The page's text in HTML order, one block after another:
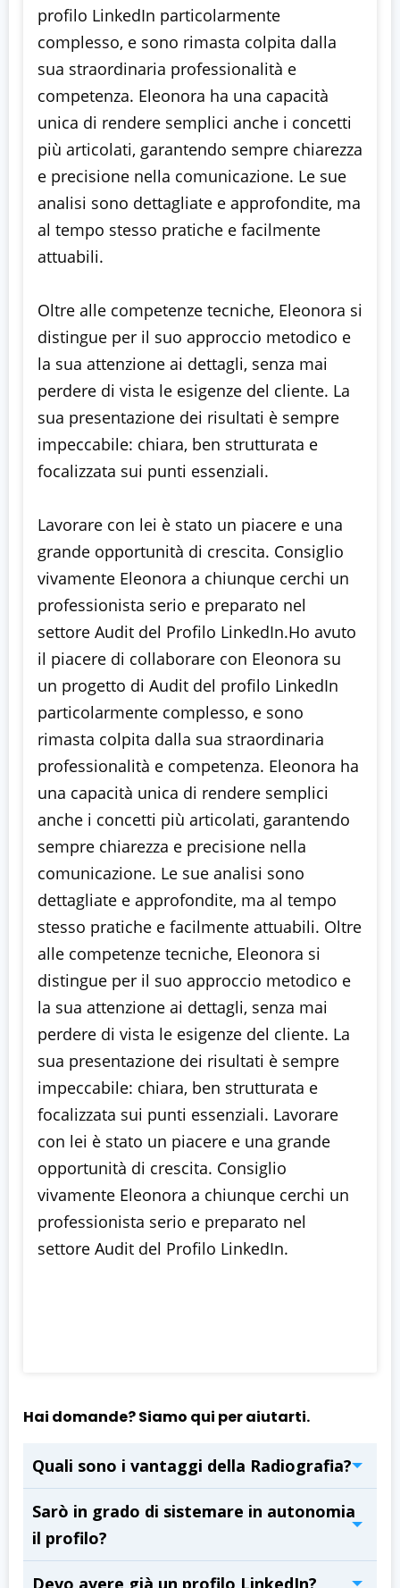
profilo LinkedIn particolarmente
complesso, e sono rimasta colpita dalla
sua straordinaria professionalità e
competenza. Eleonora ha una capacità
unica di rendere semplici anche i concetti
più articolati, garantendo sempre chiarezza
e precisione nella comunicazione. Le sue
analisi sono dettagliate e approfondite, ma
al tempo stesso pratiche e facilmente
attuabili.
Oltre alle competenze tecniche, Eleonora si
distingue per il suo approccio metodico e
la sua attenzione ai dettagli, senza mai
perdere di vista le esigenze del cliente. La
sua presentazione dei risultati è sempre
impeccabile: chiara, ben strutturata e
focalizzata sui punti essenziali.
Lavorare con lei è stato un piacere e una
grande opportunità di crescita. Consiglio
vivamente Eleonora a chiunque cerchi un
professionista serio e preparato nel
settore Audit del Profilo LinkedIn.Ho avuto
il piacere di collaborare con Eleonora su
un progetto di Audit del profilo LinkedIn
particolarmente complesso, e sono
rimasta colpita dalla sua straordinaria
professionalità e competenza. Eleonora ha
una capacità unica di rendere semplici
anche i concetti più articolati, garantendo
sempre chiarezza e precisione nella
comunicazione. Le sue analisi sono
dettagliate e approfondite, ma al tempo
stesso pratiche e facilmente attuabili. Oltre
alle competenze tecniche, Eleonora si
distingue per il suo approccio metodico e
la sua attenzione ai dettagli, senza mai
perdere di vista le esigenze del cliente. La
sua presentazione dei risultati è sempre
impeccabile: chiara, ben strutturata e
focalizzata sui punti essenziali. Lavorare
con lei è stato un piacere e una grande
opportunità di crescita. Consiglio
vivamente Eleonora a chiunque cerchi un
professionista serio e preparato nel
settore Audit del Profilo LinkedIn.
Hai domande? Siamo qui per aiutarti.
Quali sono i vantaggi della Radiografia?
Sarò in grado di sistemare in autonomia
il profilo?
Devo avere già un profilo LinkedIn?